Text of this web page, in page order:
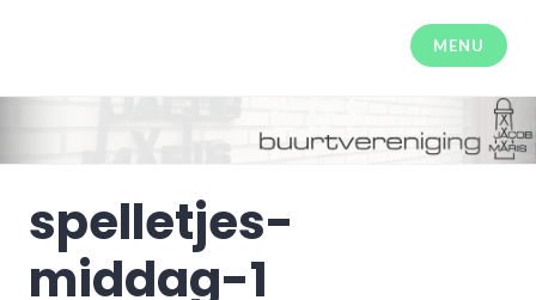
inhoud
MENU
spelletjes-
middag-1